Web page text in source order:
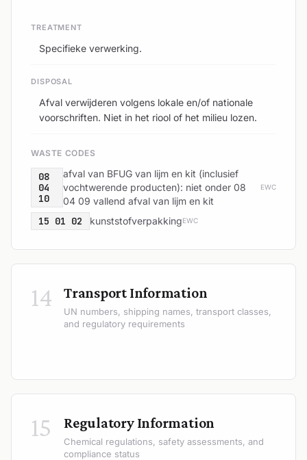
TREATMENT
Specifieke verwerking.
DISPOSAL
Afval verwijderen volgens lokale en/of nationale
voorschriften. Niet in het riool of het milieu lozen.
WASTE CODES
08
04
10
afval van BFUG van lijm en kit (inclusief
vochtwerende producten): niet onder 08
04 09 vallend afval van lijm en kit
EWC
15 01 02 kunststofverpakkingEWC
14 Transport Information
UN numbers, shipping names, transport classes,
and regulatory requirements
15 Regulatory Information
Chemical regulations, safety assessments, and
compliance status